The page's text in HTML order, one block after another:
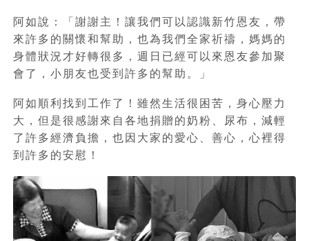
阿如說：「謝謝主！讓我們可以認識新竹恩友，帶
來許多的關懷和幫助，也為我們全家祈禱，媽媽的
身體狀況才好轉很多，週日已經可以來恩友參加聚
會了，小朋友也受到許多的幫助。」
阿如順利找到工作了！雖然生活很困苦，身心壓力
大，但是很感謝來自各地捐贈的奶粉、尿布，減輕
了許多經濟負擔，也因大家的愛心、善心，心裡得
到許多的安慰！